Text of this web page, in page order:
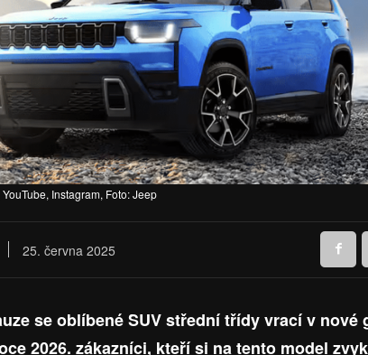
Instagram, Foto: Jeep
25. června 2025
se oblíbené SUV střední třídy vrací v nové
2026. zákazníci, kteří si na tento model